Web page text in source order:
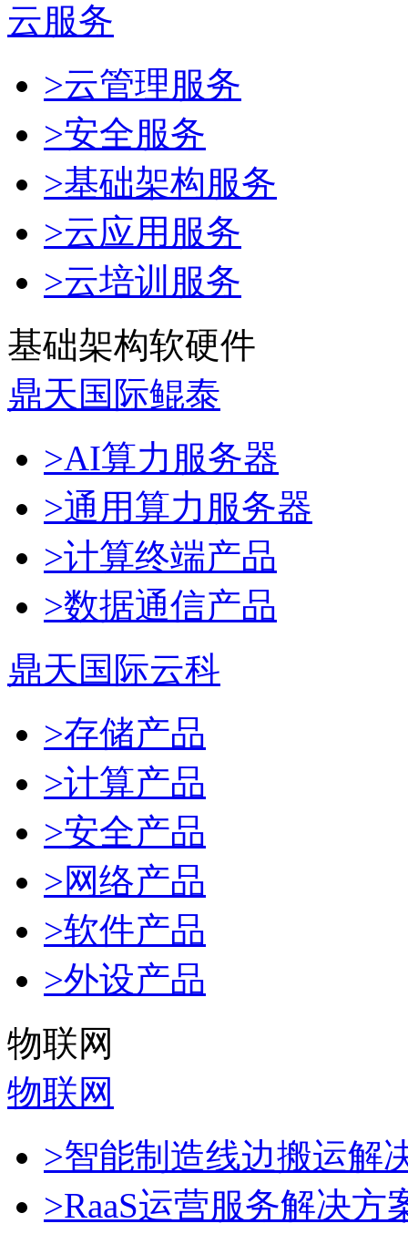
云服务
>云管理服务
>安全服务
>基础架构服务
>云应用服务
>云培训服务
基础架构软硬件
鼎天国际鲲泰
>AI算力服务器
>通用算力服务器
>计算终端产品
>数据通信产品
鼎天国际云科
>存储产品
>计算产品
>安全产品
>网络产品
>软件产品
>外设产品
物联网
物联网
>智能制造线边搬运解
>RaaS运营服务解决方